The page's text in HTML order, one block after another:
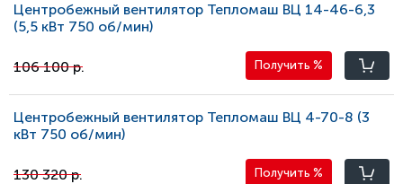
Центробежный вентилятор Тепломаш ВЦ 14-46-6,3
(5,5 кВт 750 oб/мин)
106 100 р. Получить %
Центробежный вентилятор Тепломаш ВЦ 4-70-8 (3
кВт 750 oб/мин)
130 320 р. Получить %